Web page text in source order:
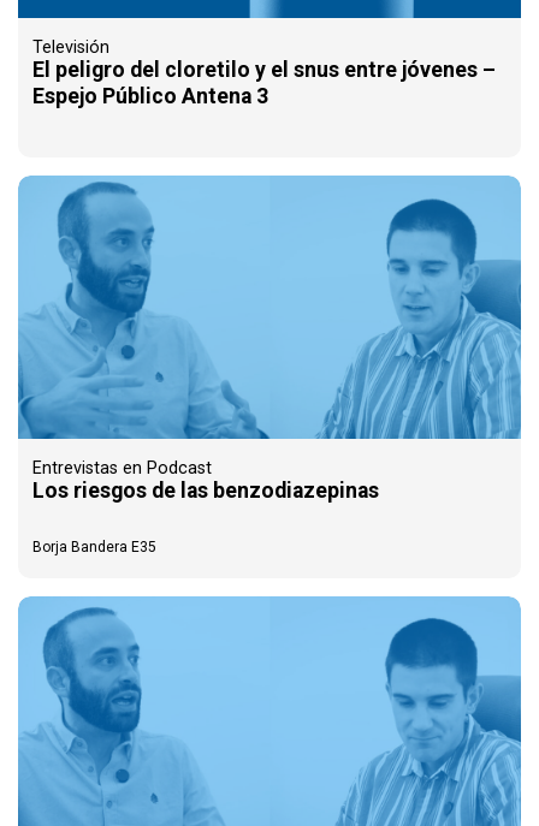
Televisión
El peligro del cloretilo y el snus entre jóvenes –
Espejo Público Antena 3
Entrevistas en Podcast
Los riesgos de las benzodiazepinas
Borja Bandera E35